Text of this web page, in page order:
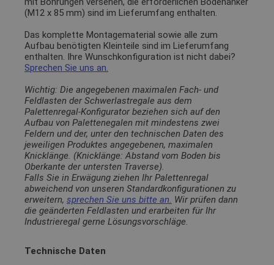
(M12 x 85 mm) sind im Lieferumfang enthalten.
Das komplette Montagematerial sowie alle zum
Aufbau benötigten Kleinteile sind im Lieferumfang
enthalten. Ihre Wunschkonfiguration ist nicht dabei?
Sprechen Sie uns an.
Wichtig: Die angegebenen maximalen Fach- und
Feldlasten der Schwerlastregale aus dem
Palettenregal-Konfigurator beziehen sich auf den
Aufbau von Palettenegalen mit mindestens zwei
Feldern und der, unter den technischen Daten des
jeweiligen Produktes angegebenen, maximalen
Knicklänge. (Knicklänge: Abstand vom Boden bis
Oberkante der untersten Traverse).
Falls Sie in Erwägung ziehen Ihr Palettenregal
abweichend von unseren Standardkonfigurationen zu
erweitern, sprechen Sie uns bitte an. Wir prüfen dann
die geänderten Feldlasten und erarbeiten für Ihr
Industrieregal gerne Lösungsvorschläge.
Technische Daten